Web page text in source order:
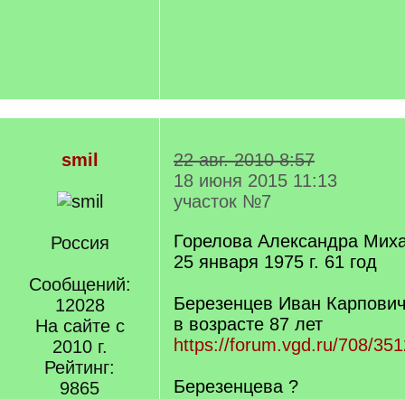
smil
Россия
Сообщений:
12028
На сайте с
2010 г.
Рейтинг:
9865
22 авг. 2010 8:57
18 июня 2015 11:13
участок №7
Горелова Александра
25 января 1975 г. 61 год
Березенцев Иван
в возрасте 87 лет
https://forum.vgd.ru/708/
Березенцева ?